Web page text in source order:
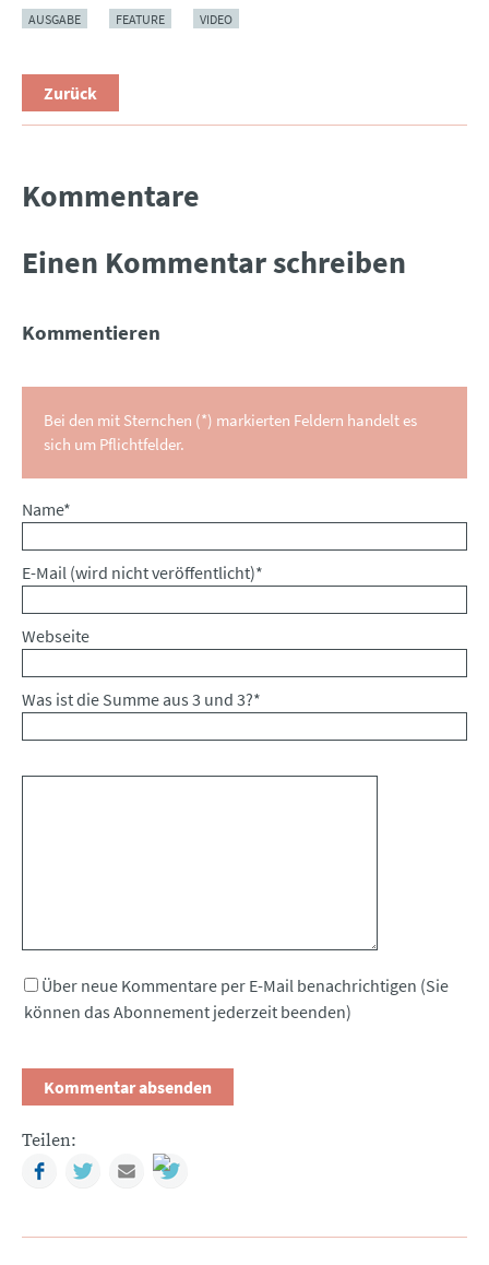
AUSGABE FEATURE VIDEO
Zurück
Kommentare
Einen Kommentar schreiben
Kommentieren
Bei den mit Sternchen (*) markierten Feldern handelt es
sich um Pflichtfelder.
Pflichtfeld
Name*
Pflichtfeld
E-Mail (wird nicht veröffentlicht)*
Webseite
Was ist die Summe aus 3 und 3?*
Über neue Kommentare per E-Mail benachrichtigen (Sie
können das Abonnement jederzeit beenden)
Teilen:
FacebookTwitterMail